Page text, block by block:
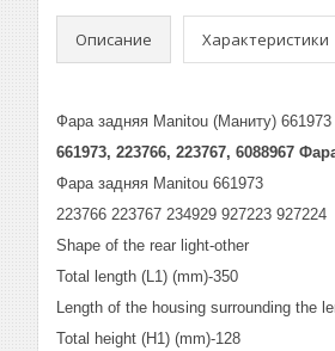
Описание Характеристики
Фара задняя Manitou (Маниту) 661973
661973, 223766, 223767, 6088967
Фара задняя Manitou 661973
223766 223767 234929 927223 927224
Shape of the rear light-other
Total length (L1) (mm)-350
Length of the housing surrounding the
Total height (H1) (mm)-128